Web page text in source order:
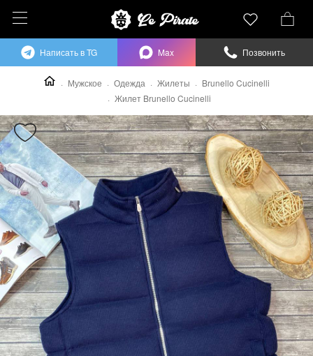
Мужское Одежда Жилеты
Brunello Cucinelli
Жилет Brunello Cucinelli
Написать в TG Max Позвонить